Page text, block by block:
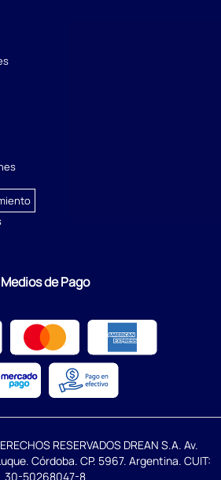
Medios de Pago
RESERVADOS DREAN S.A. Av.
Córdoba. CP. 5967. Argentina. CUIT:
30-50268047-8